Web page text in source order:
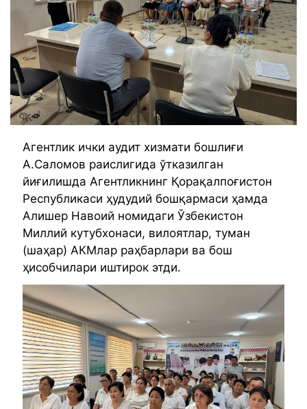
Агентлик ички аудит хизмати бошлиғи
А.Саломов раислигида ўтказилган
йиғилишда Агентликнинг Қорақалпоғистон
Республикаси ҳудудий бошқармаси ҳамда
Алишер Навоий номидаги Ўзбекистон
Миллий кутубхонаси, вилоятлар, туман
(шаҳар) АКМлар раҳбарлари ва бош
ҳисобчилари иштирок этди.